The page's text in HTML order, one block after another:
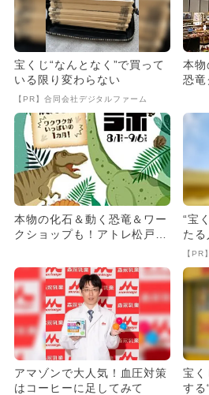
宝くじ“なんとなく”で買って
いる限り変わらない
【PR】合同会社デジタルファーム
本物
恐竜
本物の化石＆動く恐竜＆ワー
クショップも！アトレ松戸で
“宝
たる
け
【PR
アマゾンで大人気！血圧対策
はコーヒーに足してみて
宝く
する